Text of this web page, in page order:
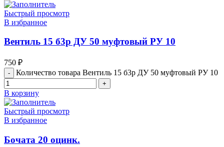
Быстрый просмотр
В избранное
Вентиль 15 б3р ДУ 50 муфтовый РУ 10
750 ₽
Количество товара Вентиль 15 б3р ДУ 50 муфтовый РУ 10
В корзину
Быстрый просмотр
В избранное
Бочата 20 оцинк.